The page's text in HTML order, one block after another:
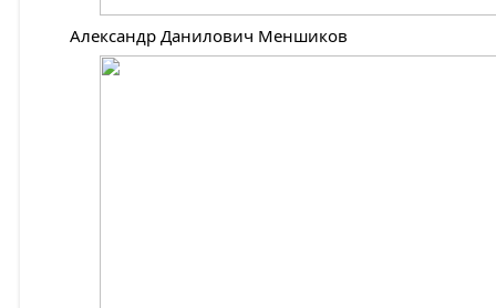
Александр Данилович Меншиков